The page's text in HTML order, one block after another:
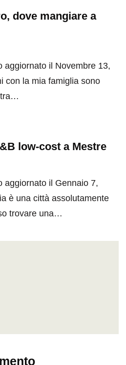
dove mangiare a
aggiornato il Novembre 13,
con la mia famiglia sono
tra…
low-cost a Mestre
aggiornato il Gennaio 7,
è una città assolutamente
trovare una…